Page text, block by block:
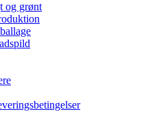
og grønt